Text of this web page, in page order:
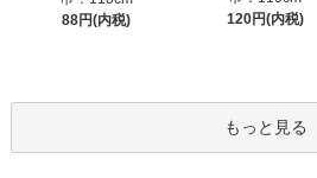
88円(内税)
120円(内税)
もっと見る